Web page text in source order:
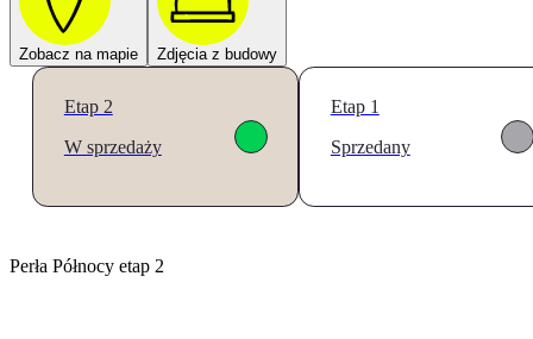
Zobacz na mapie Zdjęcia z budowy
Etap 2
W sprzedaży
Etap 1
Sprzedany
Perła Północy etap 2